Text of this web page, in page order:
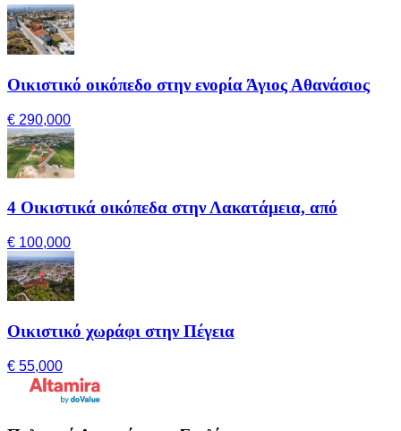
Οικιστικό οικόπεδο στην ενορία Άγιος Αθανάσιος
€ 290,000
4 Οικιστικά οικόπεδα στην Λακατάμεια, από
€ 100,000
Οικιστικό χωράφι στην Πέγεια
€ 55,000